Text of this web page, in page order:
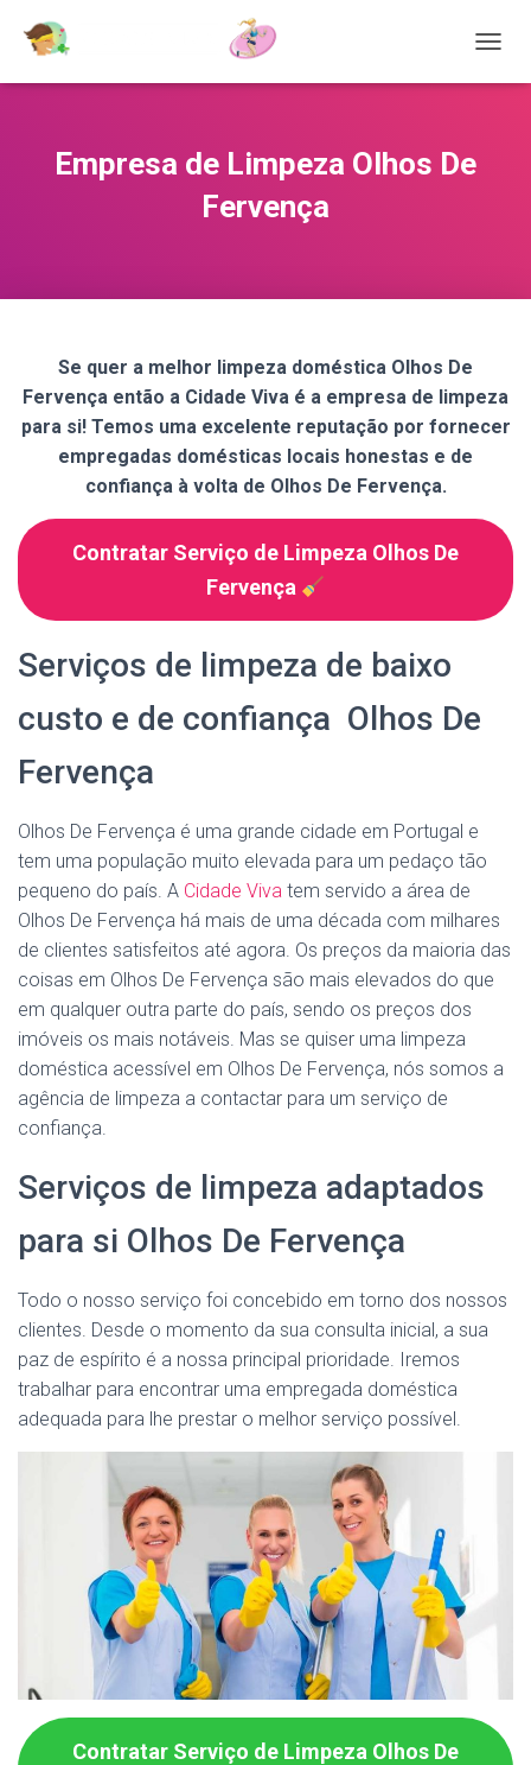
O
N
Empresa de Limpeza Olhos De
Fervença
Se quer a melhor limpeza doméstica Olhos De
Fervença então a Cidade Viva é a empresa de limpeza
para si! Temos uma excelente reputação por fornecer
empregadas domésticas locais honestas e de
confiança à volta de Olhos De Fervença.
Contratar Serviço de Limpeza Olhos De
Fervença
Serviços de limpeza de baixo
custo e de confiança Olhos De
Fervença
Olhos De Fervença é uma grande cidade em Portugal e
tem uma população muito elevada para um pedaço tão
pequeno do país. A Cidade Viva tem servido a área de
Olhos De Fervença há mais de uma década com milhares
de clientes satisfeitos até agora. Os preços da maioria das
coisas em Olhos De Fervença são mais elevados do que
em qualquer outra parte do país, sendo os preços dos
imóveis os mais notáveis. Mas se quiser uma limpeza
doméstica acessível em Olhos De Fervença, nós somos a
agência de limpeza a contactar para um serviço de
confiança.
Serviços de limpeza adaptados
para si Olhos De Fervença
Todo o nosso serviço foi concebido em torno dos nossos
clientes. Desde o momento da sua consulta inicial, a sua
paz de espírito é a nossa principal prioridade. Iremos
trabalhar para encontrar uma empregada doméstica
adequada para lhe prestar o melhor serviço possível.
Contratar Serviço de Limpeza Olhos De